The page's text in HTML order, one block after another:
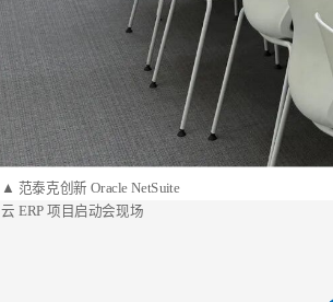
▲ 范泰克创新 Oracle NetSuite
云 ERP 项目启动会现场